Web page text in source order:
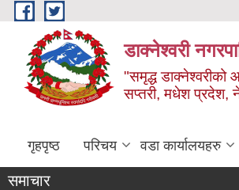
Skip to main content
डाक्नेश्वरी
"समृद्ध डाक्नेश्वरीको
सप्तरी, मधेश प्रदेश,
गृहपृष्ठ परिचय वडा कार्यालयहरु
समाचार